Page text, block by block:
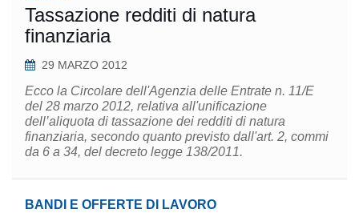
Tassazione redditi di natura
finanziaria
29 MARZO 2012
Ecco la Circolare dell'Agenzia delle Entrate n. 11/E
del 28 marzo 2012, relativa all'unificazione
dell’aliquota di tassazione dei redditi di natura
finanziaria, secondo quanto previsto dall'art. 2, commi
da 6 a 34, del decreto legge 138/2011.
BANDI E OFFERTE DI LAVORO